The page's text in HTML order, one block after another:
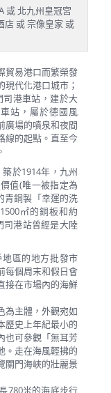
或 北九州皇冠宮
店 或 宗像皇家 或
貿易港口而繁榮發
代化港口城市；
港車站，建於大
站，屬於德國風
廣場的噴泉和夜間
線的起點。直至今
築於1914年，九州
值(唯一被指定為
青銅製「幸運的洗
㎡的銅板和約
司港站曾經是大陸
地區的地方批發市
每個周末和假日會
接在市場內的海鮮
為主體，外觀宛如
歷史上年紀最小的
也可參觀「無耳芳
。走在海風輕拂的
關門海峽的壯麗景